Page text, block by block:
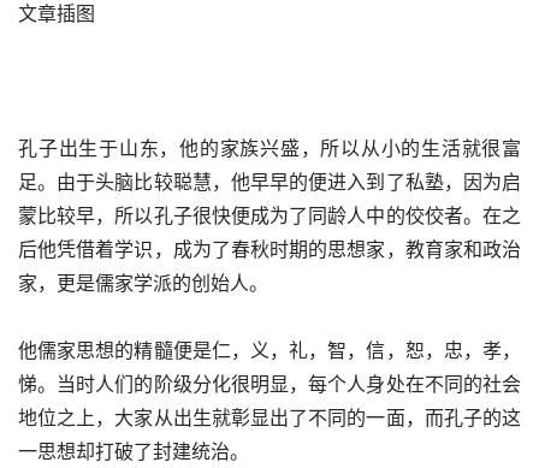
文章插图
孔子出生于山东，他的家族兴盛，所以从小的生活就很富
足。由于头脑比较聪慧，他早早的便进入到了私塾，因为启
蒙比较早，所以孔子很快便成为了同龄人中的佼佼者。在之
后他凭借着学识，成为了春秋时期的思想家，教育家和政治
家，更是儒家学派的创始人。
他儒家思想的精髓便是仁，义，礼，智，信，恕，忠，孝，
悌。当时人们的阶级分化很明显，每个人身处在不同的社会
地位之上，大家从出生就彰显出了不同的一面，而孔子的这
一思想却打破了封建统治。